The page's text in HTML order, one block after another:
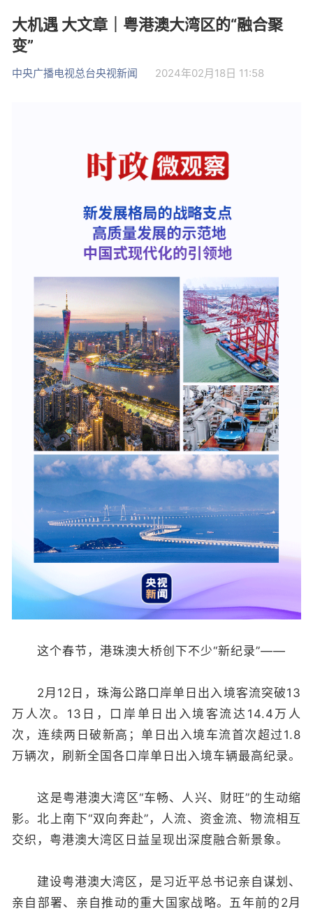
大机遇 大文章｜粤港澳大湾区的“融合聚
变”
中央广播电视总台央视新闻 2024年02月18日 11:58
这个春节，港珠澳大桥创下不少“新纪录”——
2月12日，珠海公路口岸单日出入境客流突破13
万人次。13日，口岸单日出入境客流达14.4万人
次，连续两日破新高；单日出入境车流首次超过1.8
万辆次，刷新全国各口岸单日出入境车辆最高纪录。
这是粤港澳大湾区“车畅、人兴、财旺”的生动缩
影。北上南下“双向奔赴”，人流、资金流、物流相互
交织，粤港澳大湾区日益呈现出深度融合新景象。
建设粤港澳大湾区，是习近平总书记亲自谋划、
亲自部署、亲自推动的重大国家战略。五年前的2月